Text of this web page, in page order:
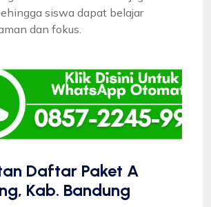
siswa dapat belajar
dan fokus.
Daftar Paket A
Kab. Bandung